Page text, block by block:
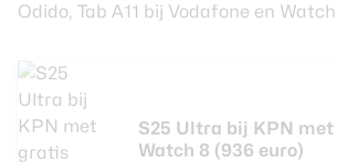
Odido, Tab A11 bij Vodafone en
S25 Ultra bij KPN
Watch 8 (936 euro)